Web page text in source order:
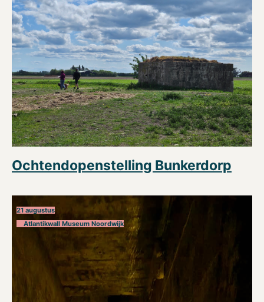
Ochtendopenstelling Bunkerdorp
21 augustus
Atlantikwall Museum Noordwijk